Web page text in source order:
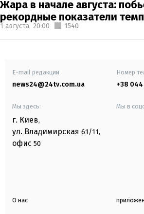
Жара в начале августа:
рекордные показатели
1 августа, 20:00 1540
E-mail редакции
news24@24tv.com.ua
Номер
+38
Мы здесь:
г. Киев,
ул. Владимирская 61/11,
офис 50
Мы в
О нас